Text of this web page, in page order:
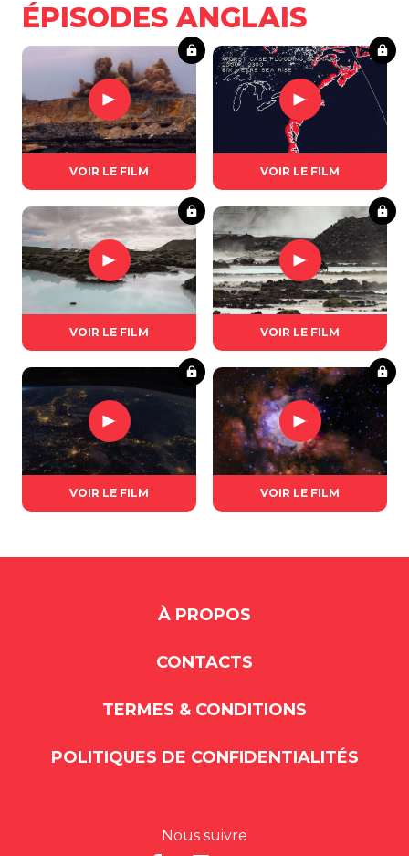
ÉPISODES ANGLAIS
VOIR LE FILM VOIR LE FILM
VOIR LE FILM VOIR LE FILM
VOIR LE FILM VOIR LE FILM
À PROPOS
CONTACTS
TERMES & CONDITIONS
POLITIQUES DE CONFIDENTIALITÉS
Nous suivre